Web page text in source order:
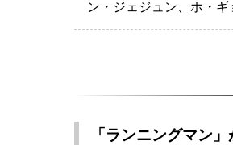
ン・ジェジュン、ホ・
「ランニングマン